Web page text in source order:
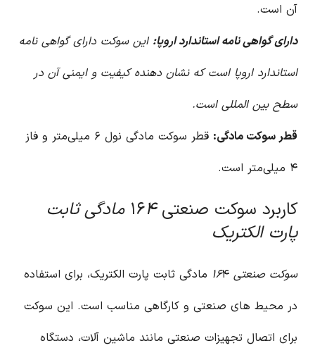
آن است.
دارای گواهی نامه استاندارد اروپا: این سوکت دارای گواهی نامه
استاندارد اروپا است که نشان دهنده کیفیت و ایمنی آن در
سطح بین المللی است.
قطر سوکت مادگی:
قطر سوکت مادگی نول ۶ میلی‌متر و فاز
۴ میلی‌متر است.
کاربرد سوکت صنعتی ۱۶
۴ مادگی ثابت
پارت الکتریک
سوکت صنعتی ۱۶
۴ مادگی ثابت پارت الکتریک، برای استفاده
در محیط های صنعتی و کارگاهی مناسب است. این سوکت
برای اتصال تجهیزات صنعتی مانند ماشین آلات، دستگاه